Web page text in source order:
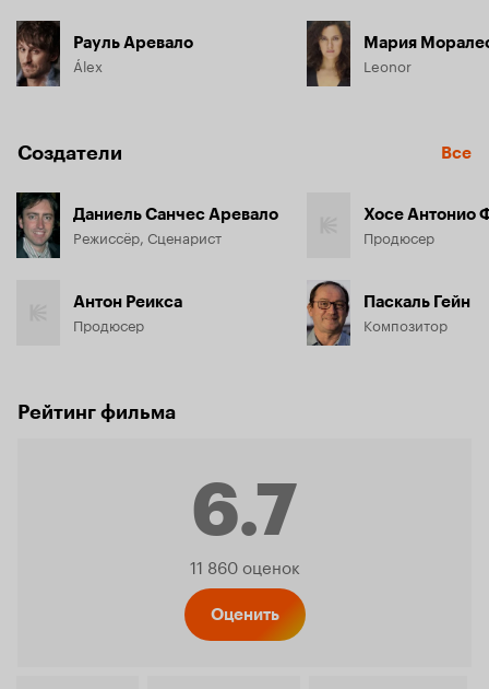
Рауль Аревало
Álex
Мария
Leonor
Создатели Все
Даниель Санчес Аревало
Режиссёр, Сценарист
Антон Реикса
Продюсер
Хосе Антонио
Продюсер
Паскаль Гейн
Композитор
Рейтинг фильма
6.7
Рейтинг
11 860 оценок
Оценить